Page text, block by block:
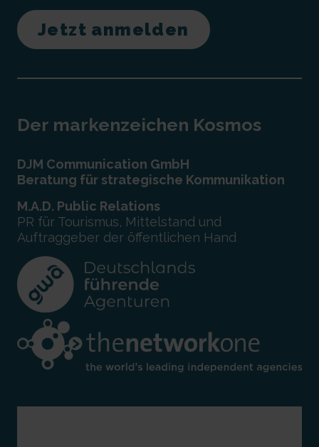
Der markenzeichen Kosmos
DJM Communication GmbH
Beratung für strategische Kommunikation
M.A.D. Public Relations
PR für Tourismus, Mittelstand und
Auftraggeber der öffentlichen Hand